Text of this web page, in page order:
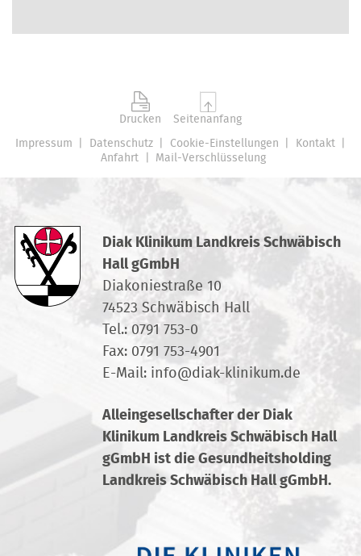
Impressum Datenschutz Cookie-Einstellungen
Kontakt
Anfahrt
Mail-Verschlüsselung
Drucken Seitenanfang
Diak Klinikum Landkreis Schwäbisch
Hall gGmbH
Diakoniestraße 10
74523 Schwäbisch Hall
Tel.: 0791 753-0
Fax: 0791 753-4901
E-Mail: info@diak-klinikum.de
Alleingesellschafter der Diak
Klinikum Landkreis Schwäbisch Hall
gGmbH ist die Gesundheitsholding
Landkreis Schwäbisch Hall gGmbH.